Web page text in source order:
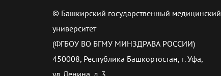
© Башкирский государственный медицинский
университет
(ФГБОУ ВО БГМУ МИНЗДРАВА РОССИИ)
450008, Республика Башкортостан, г. Уфа,
ул. Ленина, д. 3